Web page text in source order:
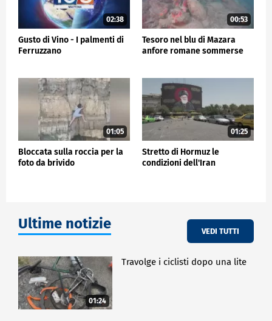
02:38
Gusto di Vino - I palmenti di
Ferruzzano
00:53
Tesoro nel blu di Mazara
anfore romane sommerse
01:05
Bloccata sulla roccia per la
foto da brivido
01:25
Stretto di Hormuz le
condizioni dell'Iran
Ultime notizie VEDI TUTTI
01:24
Travolge i ciclisti dopo una lite